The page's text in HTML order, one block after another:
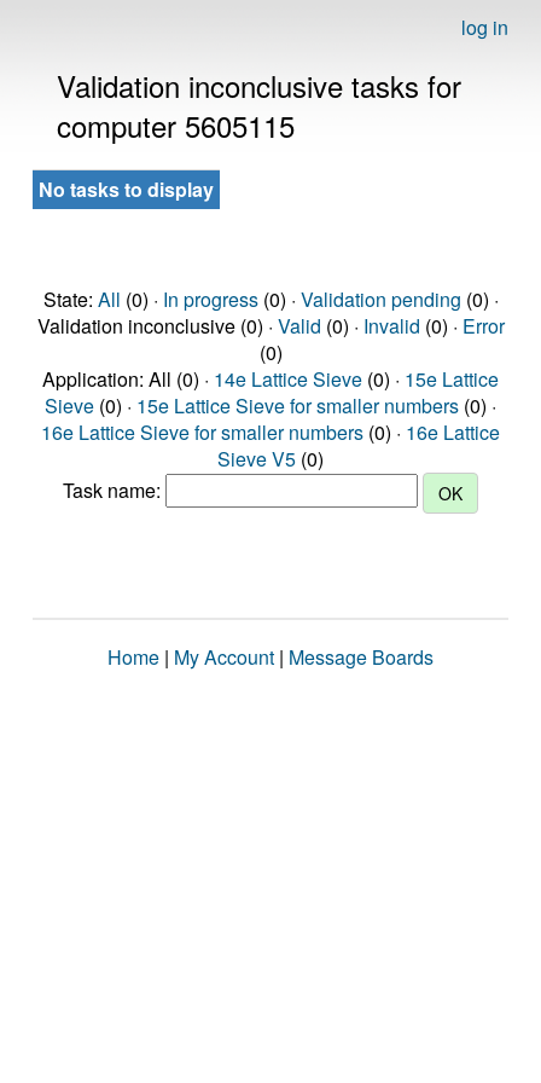
log in
Validation inconclusive tasks for
computer 5605115
No tasks to display
State: All (0) · In progress(0) · Validation pending (0) ·
Validation inconclusive (0) · Valid (0) · Invalid (0) · Error
(0)
Application: All (0) · 14e Lattice Sieve (0) · 15e Lattice
Sieve (0) · 15e Lattice Sieve for smaller numbers (0) ·
16e Lattice Sieve for smaller numbers (0) · 16e Lattice
Sieve V5 (0)
Task name:
Home | My Account | Message Boards